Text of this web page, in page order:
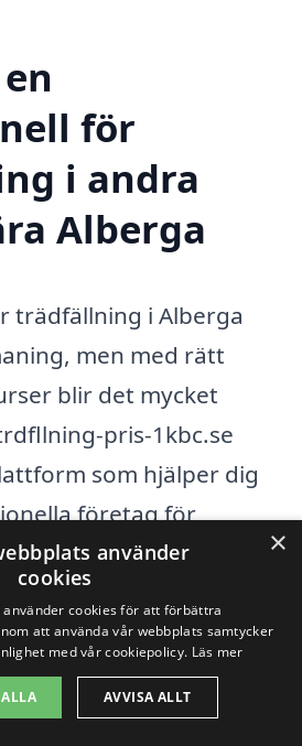
för
i andra
Alberga
trädfällning i Alberga
men med rätt
blir det mycket
pris-1kbc.se
som hjälper dig
företag för
närområde. Oavsett om
enstaka träd eller
är säkert och
få hjälp av experter
på trädfällning.
×
använder
cookies
använder cookies för att förbättra
att använda vår webbplats samtycker
med vår cookiepolicy. Läs mer
ALLA AVVISA ALLT